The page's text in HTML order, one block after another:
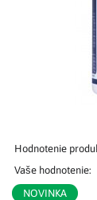
Hodnotenie
Vaše hodnotenie:
NOVINKA